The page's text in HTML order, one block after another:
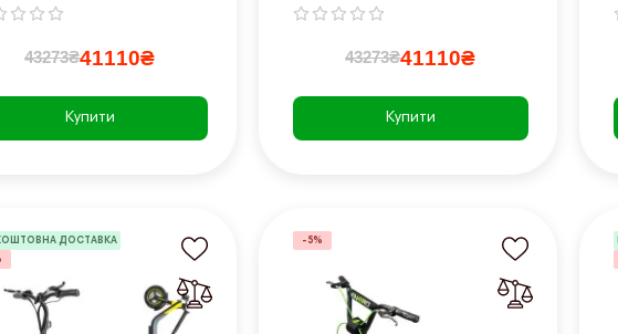
43273₴41110₴
Купити
43273₴41110₴
Купити
ДОСТАВКА
-5%